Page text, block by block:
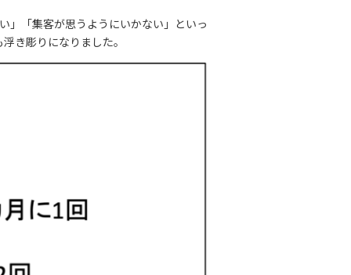
」「集客が思うようにいかない」といっ
き彫りになりました。